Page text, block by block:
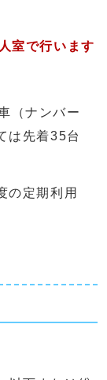
室で行います
（ナンバー
は先着35台
定期利用